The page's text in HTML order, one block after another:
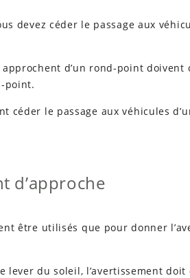
devez céder le passage aux
d’un rond-point
point.
céder le passage aux véhicules
d’approche
être utilisés que pour donner
lever du soleil, l’avertissement